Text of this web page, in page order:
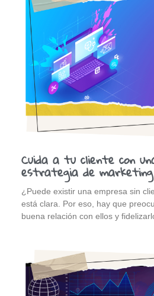
Cuida a tu cliente con
estrategia de
¿Puede existir una empresa sin
está clara. Por eso, hay que
buena relación con ellos y